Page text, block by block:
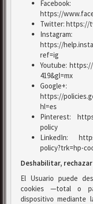
Facebook:
https://
Twitter: https://
Instagram:
https://
ref=ig
Youtube:
419&gl=mx
Google+:
https://
hl=es
Pinterest:
policy
LinkedIn:
policy?trk=hp-
Deshabilitar,
El Usuario puede
cookies —total o
dispositivo mediante